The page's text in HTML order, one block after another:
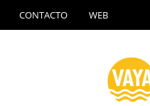
CONTACTO WEB